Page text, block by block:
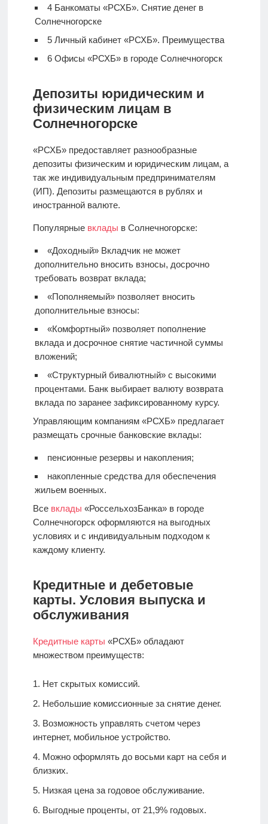
4Банкоматы «РСХБ». Снятие денег в
Солнечногорске
5Личный кабинет «РСХБ». Преимущества
6Офисы «РСХБ» в городе Солнечногорск
Депозиты юридическим и
физическим лицам в
Солнечногорске
«РСХБ» предоставляет разнообразные
депозиты физическим и юридическим лицам, а
так же индивидуальным предпринимателям
(ИП). Депозиты размещаются в рублях и
иностранной валюте.
Популярные вклады в Солнечногорске:
«Доходный» Вкладчик не может
дополнительно вносить взносы, досрочно
требовать возврат вклада;
«Пополняемый» позволяет вносить
дополнительные взносы:
«Комфортный» позволяет пополнение
вклада и досрочное снятие частичной суммы
вложений;
«Структурный бивалютный» с высокими
процентами. Банк выбирает валюту возврата
вклада по заранее зафиксированному курсу.
Управляющим компаниям «РСХБ» предлагает
размещать срочные банковские вклады:
пенсионные резервы и накопления;
накопленные средства для обеспечения
жильем военных.
Все вклады «РоссельхозБанка» в городе
Солнечногорск оформляются на выгодных
условиях и с индивидуальным подходом к
каждому клиенту.
Кредитные и дебетовые
карты. Условия выпуска и
обслуживания
Кредитные карты «РСХБ» обладают
множеством преимуществ:
Нет скрытых комиссий.
Небольшие комиссионные за снятие денег.
Возможность управлять счетом через
интернет, мобильное устройство.
Можно оформлять до восьми карт на себя и
близких.
Низкая цена за годовое обслуживание.
Выгодные проценты, от 21,9% годовых.